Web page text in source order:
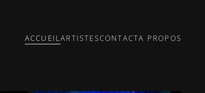
ACCUEILARTISTESCONTACTA PROPOS